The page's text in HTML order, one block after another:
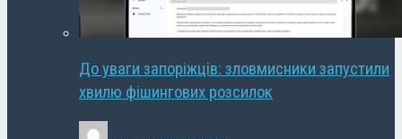
До уваги запоріжців: зловмисники запустили
хвилю фішингових розсилок